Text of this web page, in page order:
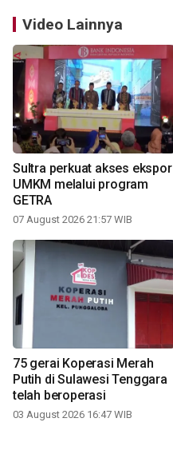
Video Lainnya
Sultra perkuat akses ekspor
UMKM melalui program
GETRA
07 August 2026 21:57 WIB
75 gerai Koperasi Merah
Putih di Sulawesi Tenggara
telah beroperasi
03 August 2026 16:47 WIB